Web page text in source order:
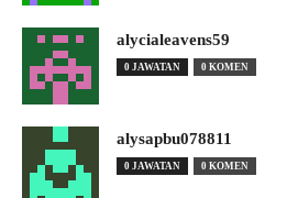
alycialeavens59
0 JAWATAN 0 KOMEN
alysapbu078811
0 JAWATAN 0 KOMEN